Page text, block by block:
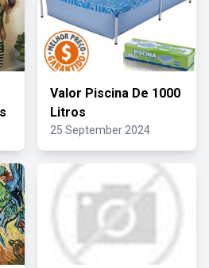
Valor Piscina De 1000
Litros
25 September 2024